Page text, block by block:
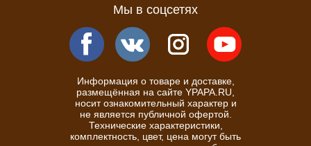
Мы в соцсетях
Информация о товаре и доставке,
размещённая на сайте YPAPA.RU,
носит ознакомительный характер и
не является публичной офертой.
Технические характеристики,
комплектность, цвет, цена могут быть